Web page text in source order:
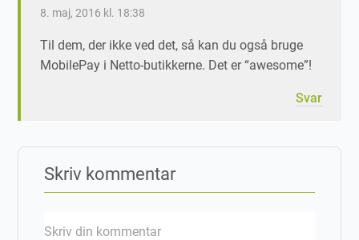
8. maj, 2016 kl. 18:38
Til dem, der ikke ved det, så kan du også bruge
MobilePay i Netto-butikkerne. Det er “awesome”!
Svar
Skriv kommentar
Skriv din kommentar